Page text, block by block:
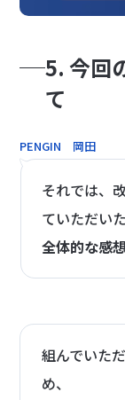
5. 今回
て
PENGIN 岡田
それでは、
ていただい
全体的な感
組んでいた
め、